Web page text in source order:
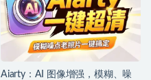
Aiarty：AI 图像增强，模糊、噪